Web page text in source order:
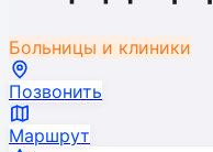
Больницы и клиники
Позвонить
Маршрут